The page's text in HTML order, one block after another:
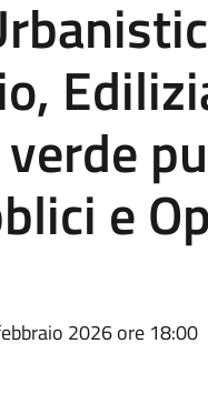
e
2026 ore 18:00